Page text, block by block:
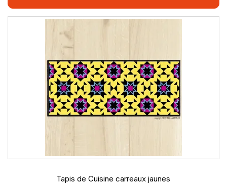
Tapis de Cuisine carreaux jaunes